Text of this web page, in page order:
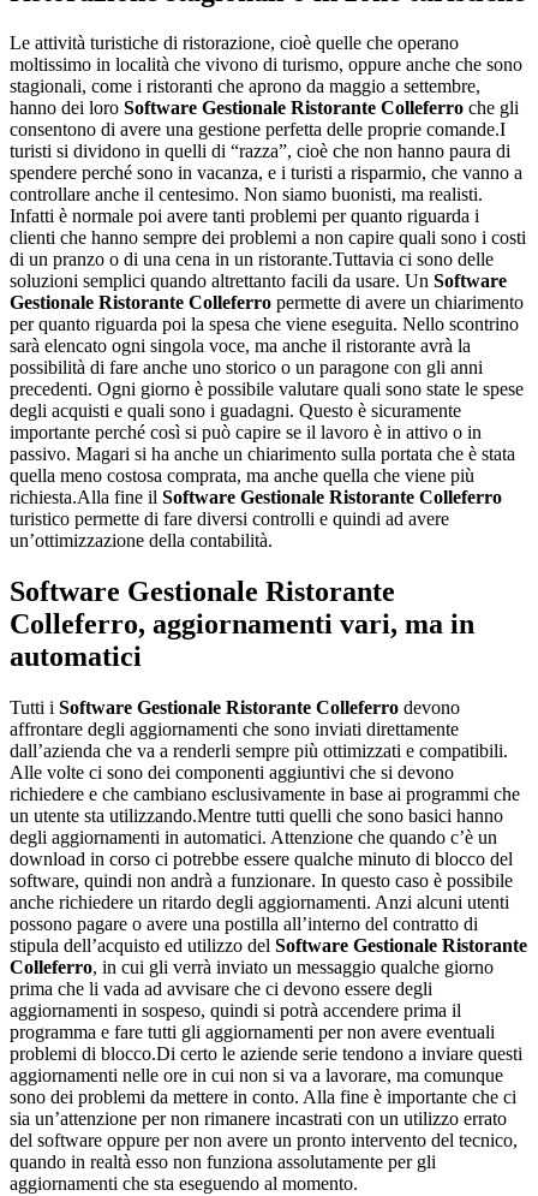
Le attività turistiche di ristorazione, cioè quelle che operano
moltissimo in località che vivono di turismo, oppure anche che sono
stagionali, come i ristoranti che aprono da maggio a settembre,
hanno dei loro Software Gestionale Ristorante Colleferro che gli
consentono di avere una gestione perfetta delle proprie comande.I
turisti si dividono in quelli di “razza”, cioè che non hanno paura di
spendere perché sono in vacanza, e i turisti a risparmio, che vanno a
controllare anche il centesimo. Non siamo buonisti, ma realisti.
Infatti è normale poi avere tanti problemi per quanto riguarda i
clienti che hanno sempre dei problemi a non capire quali sono i costi
di un pranzo o di una cena in un ristorante.Tuttavia ci sono delle
soluzioni semplici quando altrettanto facili da usare. Un Software
Gestionale Ristorante Colleferro permette di avere un chiarimento
per quanto riguarda poi la spesa che viene eseguita. Nello scontrino
sarà elencato ogni singola voce, ma anche il ristorante avrà la
possibilità di fare anche uno storico o un paragone con gli anni
precedenti. Ogni giorno è possibile valutare quali sono state le spese
degli acquisti e quali sono i guadagni. Questo è sicuramente
importante perché così si può capire se il lavoro è in attivo o in
passivo. Magari si ha anche un chiarimento sulla portata che è stata
quella meno costosa comprata, ma anche quella che viene più
richiesta.Alla fine il Software Gestionale Ristorante Colleferro
turistico permette di fare diversi controlli e quindi ad avere
un’ottimizzazione della contabilità.
Software Gestionale Ristorante
Colleferro, aggiornamenti vari, ma in
automatici
Tutti i Software Gestionale Ristorante Colleferro devono
affrontare degli aggiornamenti che sono inviati direttamente
dall’azienda che va a renderli sempre più ottimizzati e compatibili.
Alle volte ci sono dei componenti aggiuntivi che si devono
richiedere e che cambiano esclusivamente in base ai programmi che
un utente sta utilizzando.Mentre tutti quelli che sono basici hanno
degli aggiornamenti in automatici. Attenzione che quando c’è un
download in corso ci potrebbe essere qualche minuto di blocco del
software, quindi non andrà a funzionare. In questo caso è possibile
anche richiedere un ritardo degli aggiornamenti. Anzi alcuni utenti
possono pagare o avere una postilla all’interno del contratto di
stipula dell’acquisto ed utilizzo del Software Gestionale Ristorante
Colleferro, in cui gli verrà inviato un messaggio qualche giorno
prima che li vada ad avvisare che ci devono essere degli
aggiornamenti in sospeso, quindi si potrà accendere prima il
programma e fare tutti gli aggiornamenti per non avere eventuali
problemi di blocco.Di certo le aziende serie tendono a inviare questi
aggiornamenti nelle ore in cui non si va a lavorare, ma comunque
sono dei problemi da mettere in conto. Alla fine è importante che ci
sia un’attenzione per non rimanere incastrati con un utilizzo errato
del software oppure per non avere un pronto intervento del tecnico,
quando in realtà esso non funziona assolutamente per gli
aggiornamenti che sta eseguendo al momento.